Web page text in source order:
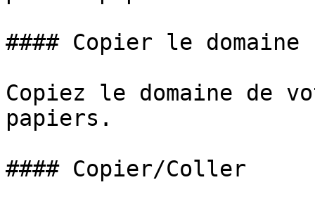
#### Copier le domaine
Copiez le domaine de
papiers.
#### Copier/Coller